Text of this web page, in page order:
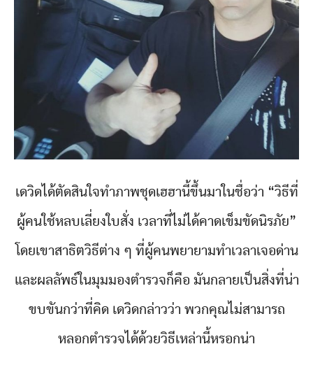
เดวิดได้ตัดสินใจทำภาพชุดเฮฮานี้ขึ้นมาในชื่อว่า “วิธีที่
ผู้คนใช้หลบเลี่ยงใบสั่ง เวลาที่ไม่ได้คาดเข็มขัดนิรภัย”
โดยเขาสาธิตวิธีต่าง ๆ ที่ผู้คนพยายามทำเวลาเจอด่าน
และผลลัพธ์ในมุมมองตำรวจก็คือ มันกลายเป็นสิ่งที่น่า
ขบขันกว่าที่คิด เดวิดกล่าวว่า พวกคุณไม่สามารถ
หลอกตำรวจได้ด้วยวิธีเหล่านี้หรอกน่า